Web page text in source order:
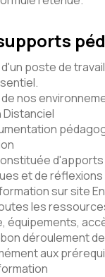
poste de
nos
et de réflexions
sur site
les
équipements,
déroulement
aux